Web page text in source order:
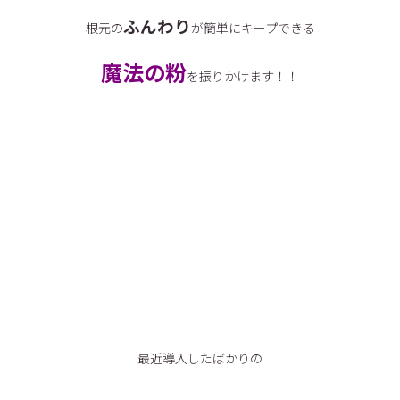
根元のふんわり が簡単にキープできる
魔法の粉を振りかけます！！
最近導入したばかりの